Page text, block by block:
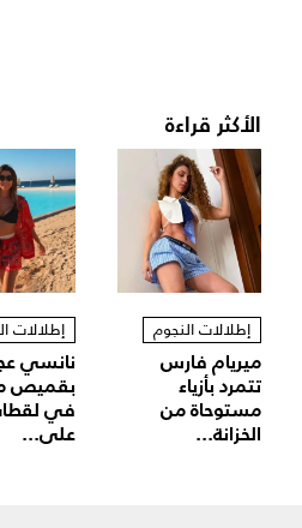
الأكثر قراءة
إطلالات النجوم
ميريام فارس
تتمرد بأزياء
مستوحاة من
الخزانة...
إطلالات
نانسي
بقميص
في
على...